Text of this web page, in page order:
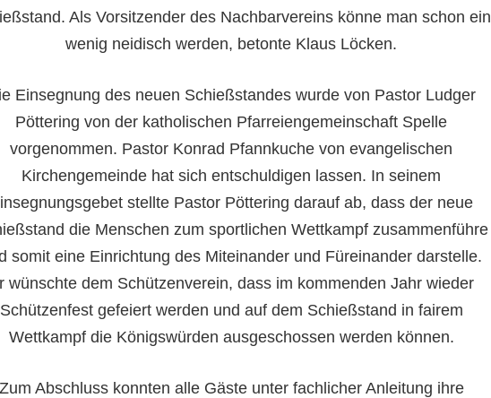
Als Vorsitzender des Nachbarvereins könne man schon ein
wenig neidisch werden, betonte Klaus Löcken.
Einsegnung des neuen Schießstandes wurde von Pastor Ludger
Pöttering von der katholischen Pfarreiengemeinschaft Spelle
vorgenommen. Pastor Konrad Pfannkuche von evangelischen
Kirchengemeinde hat sich entschuldigen lassen. In seinem
stellte Pastor Pöttering darauf ab, dass der neue
die Menschen zum sportlichen Wettkampf zusammenführe
somit eine Einrichtung des Miteinander und Füreinander darstelle.
wünschte dem Schützenverein, dass im kommenden Jahr wieder
Schützenfest gefeiert werden und auf dem Schießstand in fairem
Wettkampf die Königswürden ausgeschossen werden können.
Zum Abschluss konnten alle Gäste unter fachlicher Anleitung ihre